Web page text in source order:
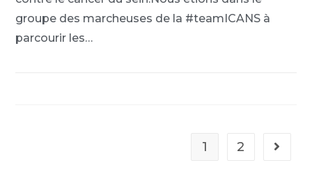
groupe des marcheuses de la #teamICANS à
parcourir les…
1 2